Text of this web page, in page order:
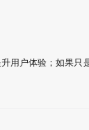
用户体验；如果